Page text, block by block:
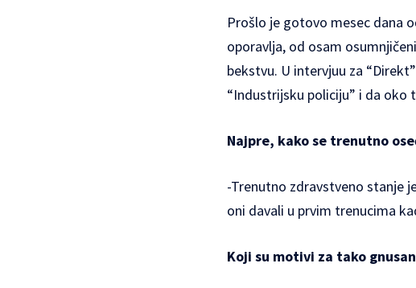
Prošlo je gotovo mesec dana
oporavlja, od osam
bekstvu. U intervjuu za
“Industrijsku policiju” i da oko
Najpre, kako se trenutno
-Trenutno zdravstveno stanje
oni davali u prvim trenucima
Koji su motivi za tako